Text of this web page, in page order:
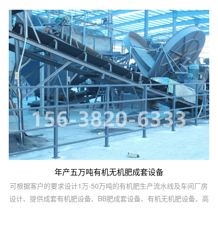
求设计1万-50万吨的有机无机肥生产流水线及车间厂房设计。序号
设备名称规格型号装机容量台数1自动配料四仓1．1×412转鼓造粒
机Ф2米×8米1513烘干机Ф...
年产五万吨有机无机肥成套设备
可根据客户的要求设计1万-50万吨的有机肥生产流水线及车间厂房
设计、提供成套有机肥设备、BB肥成套设备、有机无机肥设备、高